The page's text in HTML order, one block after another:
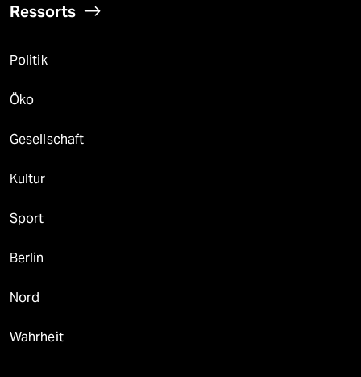
Ressorts
Politik
Öko
Gesellschaft
Kultur
Sport
Berlin
Nord
Wahrheit